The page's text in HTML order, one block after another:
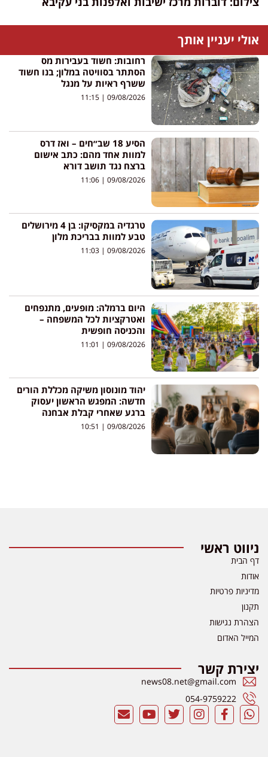
אולי יעניין אותך
רחובות: חשוד בעבירות מס
הסתתר בסוויטה במלון; בנו חשוד
ששרף ראיות על מנגל
09/08/2026
הסיע 18 שב״חים – ואז דרס
למוות אחד מהם: כתב אישום
ברצח נגד תושב דורא
09/08/2026
טרגדיה במקסיקו: בן 4 מירושלים
טבע למוות בבריכת מלון
09/08/2026
היום ברמלה: מופעים, מתנפחים
ואטרקציות לכל המשפחה –
והכניסה חופשית
09/08/2026
יהוד מונוסון משיקה מכללת הורים
חדשה: המפגש הראשון יעסוק
ברגע שאחרי קבלת אבחנה
09/08/2026
ניווט ראשי
דף הבית
אודות
מדיניות פרטיות
תקנון
הצהרת נגישות
המייל האדום
יצירת קשר
news08.net@gmail.com
054-9759222